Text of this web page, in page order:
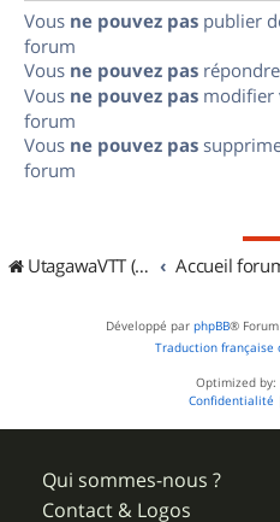
Vous ne pouvez pas publier
forum
Vous ne pouvez pas
Vous ne pouvez pas modifier
forum
Vous ne pouvez pas
forum
UtagawaVTT (Randos VTT et VTTAE avec traces GPS) Accueil
Développé par phpBB®
Traduction française
Optimized by:
Confidentialité
Qui sommes-nous ?
Contact & Logos